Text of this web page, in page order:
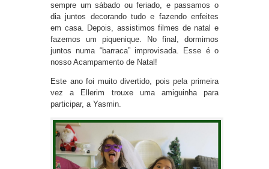
sempre um sábado ou feriado, e passamos o
dia juntos decorando tudo e fazendo enfeites
em casa. Depois, assistimos filmes de natal e
fazemos um piquenique. No final, dormimos
juntos numa “barraca” improvisada. Esse é o
nosso Acampamento de Natal!
Este ano foi muito divertido, pois pela primeira
vez a Ellerim trouxe uma amiguinha para
participar, a Yasmin.